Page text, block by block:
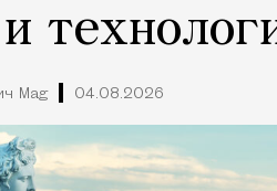
Mag 04.08.2026